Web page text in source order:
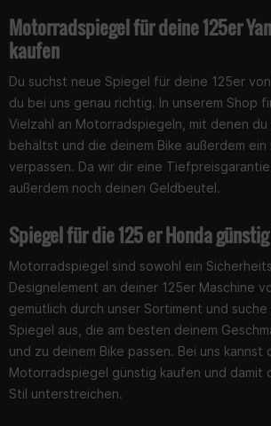
Motorradspiegel für deine 125er
kaufen
Du suchst neue Spiegel für deine 125er
du bei uns genau richtig. In unserem Shop
Vielzahl an Motorradspiegeln, mit denen
behältst und die deinem Bike außerdem ein
verpassen. Da wir dir eine
außerdem noch deinen Geldbeutel.
Spiegel für die 125 er Honda
Motorradspiegel sind sowohl ein
Designelement an deiner 125er Maschine
gemütlich durch unser Sortiment und
Spiegel aus, die am besten deinem
und zu deinem Bike passen. Bei uns kannst
Motorradspiegel günstig kaufen und damit
Stil unterstreichen.